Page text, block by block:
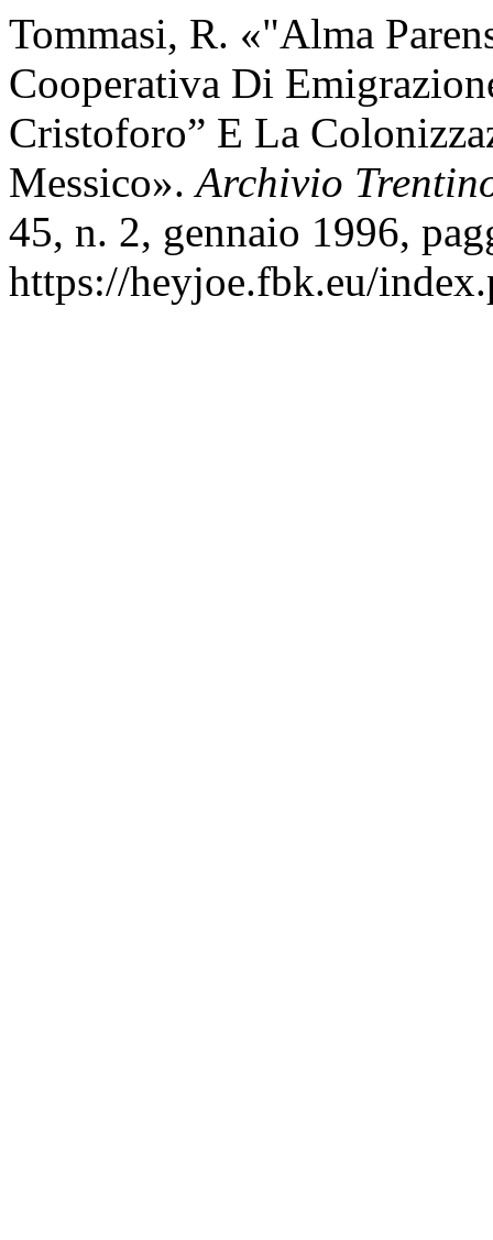
Tommasi, R. «"Alma
Cooperativa Di
Cristoforo” E La
Messico».Archivio
45, n. 2, gennaio 1996,
https://heyjoe.fbk.eu/